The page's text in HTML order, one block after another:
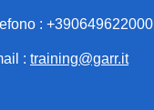
: +390649622000
: training@garr.it